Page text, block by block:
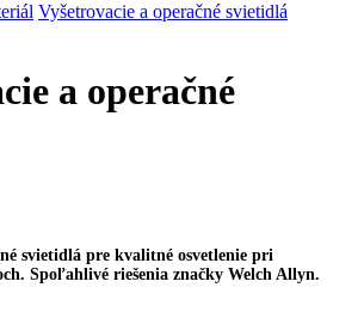
Vyšetrovacie a operačné svietidlá
a operačné
svietidlá pre kvalitné osvetlenie pri
Spoľahlivé riešenia značky Welch Allyn.